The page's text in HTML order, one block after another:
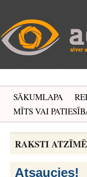
SĀKUMLAPA
MĪTS VAI
RAKSTI
Atsaucies!